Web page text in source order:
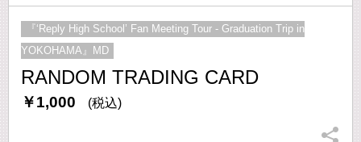
RANDOM TRADING CARD
￥1,000 (税込)
『‘Reply High School’ Fan Meeting Tour - Graduation Trip in
YOKOHAMA』MD